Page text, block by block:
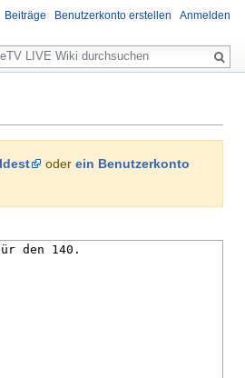
oder ein Benutzerkonto
Beiträge Benutzerkonto erstellen Anmelden